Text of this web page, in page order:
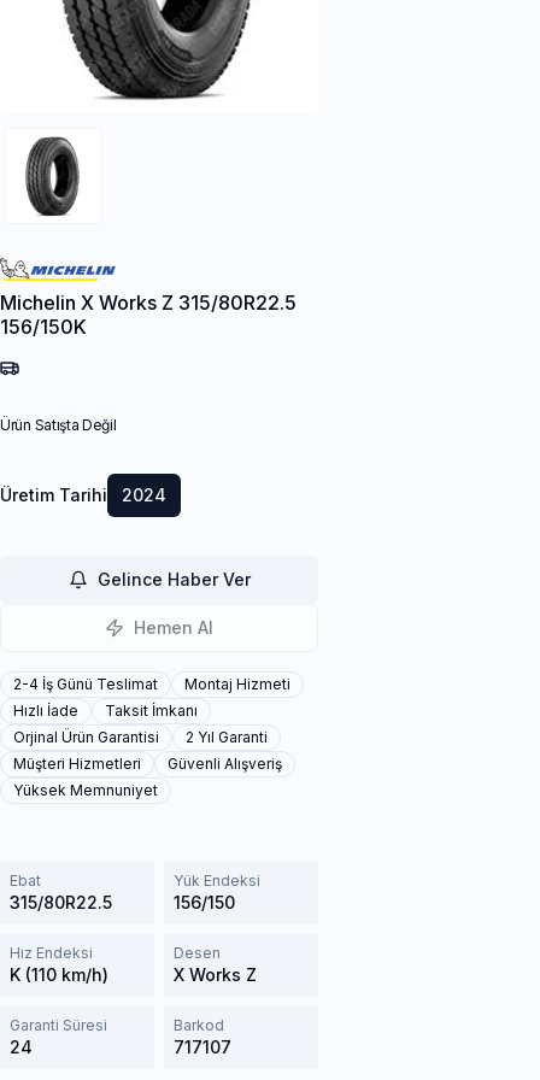
Michelin X Works Z 315/80R22.5
156/150K
Ürün Satışta Değil
Üretim Tarihi 2024
Gelince Haber Ver
Hemen Al
2-4 İş Günü Teslimat
Montaj Hizmeti
Hızlı İade
Taksit İmkanı
Orjinal Ürün Garantisi
2 Yıl Garanti
Müşteri Hizmetleri
Güvenli Alışveriş
Yüksek Memnuniyet
Ebat
315/80R22.5
Yük Endeksi
156/150
Hız Endeksi
K (110 km/h)
Desen
X Works Z
Garanti Süresi
24
Barkod
717107